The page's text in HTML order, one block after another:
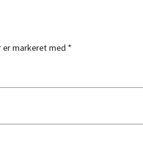
markeret med *